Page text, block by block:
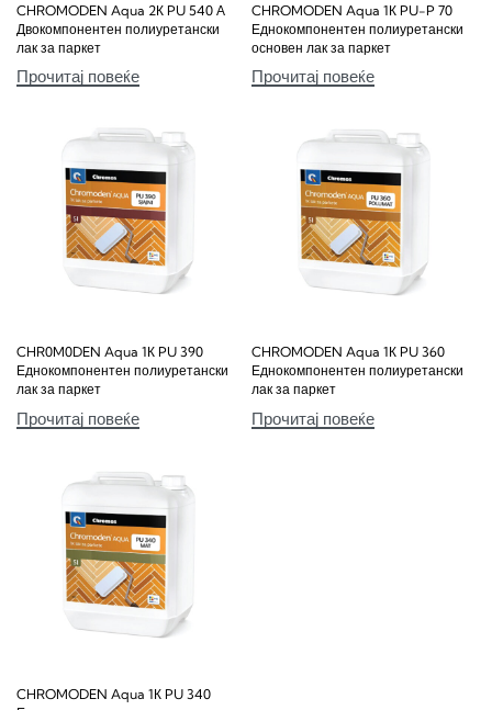
CHROMODEN Aqua 2К PU 540 А
Двокомпонентен полиуретански
лак за паркет
Прочитај повеќе
CHROMODEN Aqua 1К PU-P 70
Еднокомпонентен полиуретански
основен лак за паркет
Прочитај повеќе
CHR0M0DEN Aqua 1К PU 390
Еднокомпонентен полиуретански
лак за паркет
Прочитај повеќе
CHROMODEN Aqua 1К PU 360
Еднокомпонентен полиуретански
лак за паркет
Прочитај повеќе
CHROMODEN Aqua 1К PU 340